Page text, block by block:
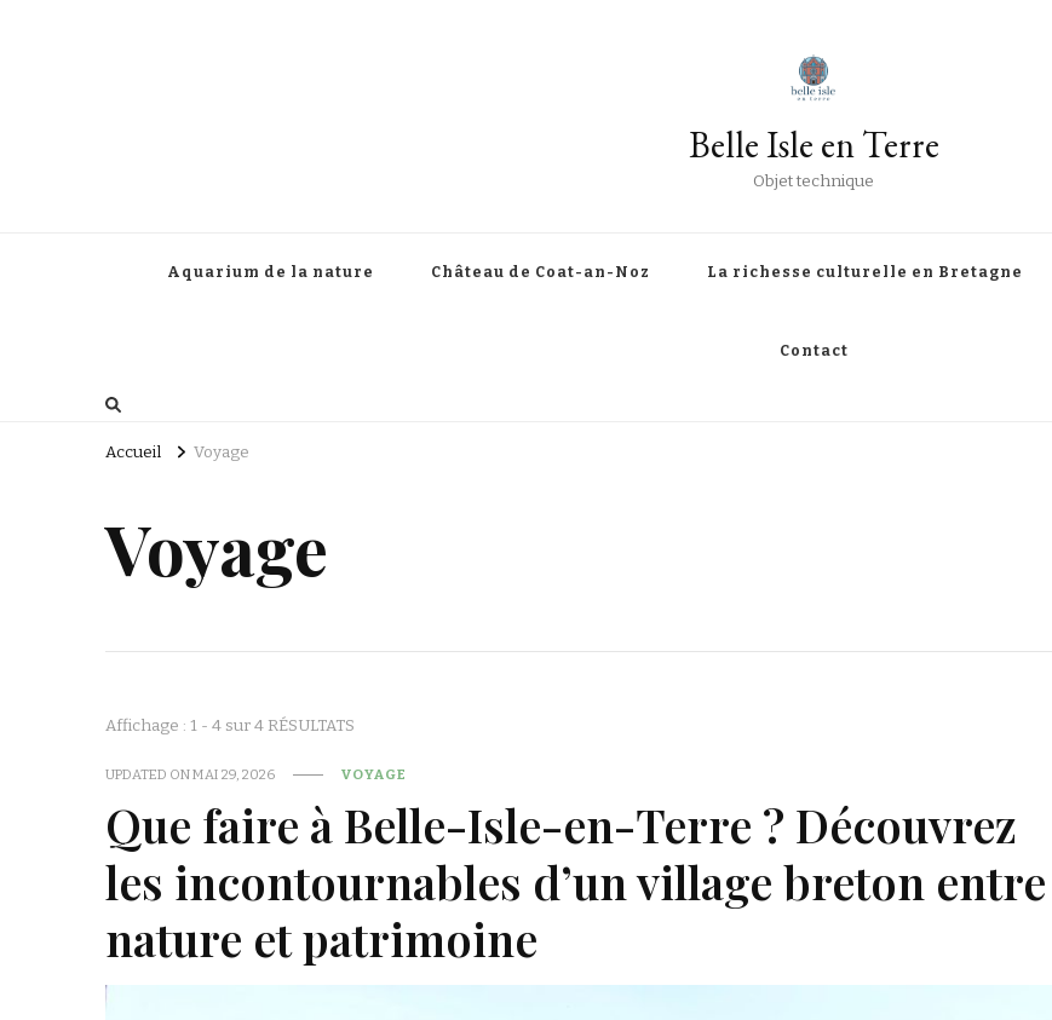
Belle Isle en Terre
Objet technique
Aquarium de la nature Château de Coat-an-Noz La richesse culturelle en Bretagne
Contact
Accueil Voyage
Voyage
Affichage : 1 - 4 sur 4 RÉSULTATS
UPDATED ONMAI 29, 2026 VOYAGE
Que faire à Belle-Isle-en-Terre ? Découvrez
les incontournables d’un village breton entre
nature et patrimoine